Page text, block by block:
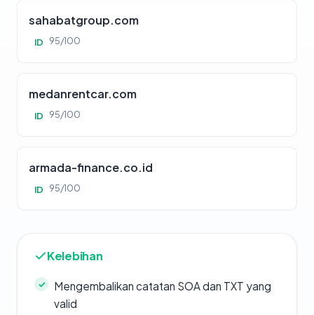
sahabatgroup.com
ID 95/100
medanrentcar.com
ID 95/100
armada-finance.co.id
ID 95/100
Kelebihan
Mengembalikan catatan SOA dan TXT yang
valid